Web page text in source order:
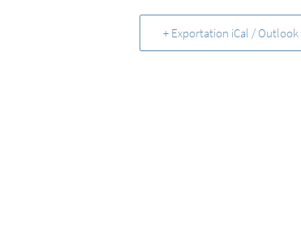
+ Exportation iCal / Outlook